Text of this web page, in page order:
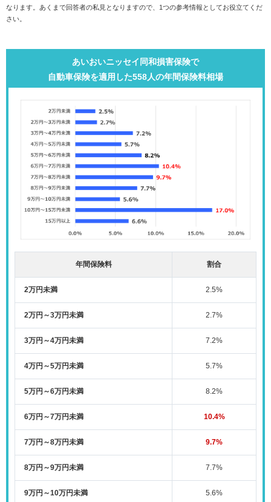
なります。あくまで回答者の私見となりますので、1つの参考情報としてお役立てくだ
さい。
あいおいニッセイ同和損害保険で
自動車保険を適用した558人の年間保険料相場
年間保険料 割合
2万円未満 2.5%
2万円～3万円未満 2.7%
3万円～4万円未満 7.2%
4万円～5万円未満 5.7%
5万円～6万円未満 8.2%
6万円～7万円未満 10.4%
7万円～8万円未満 9.7%
8万円～9万円未満 7.7%
9万円～10万円未満 5.6%